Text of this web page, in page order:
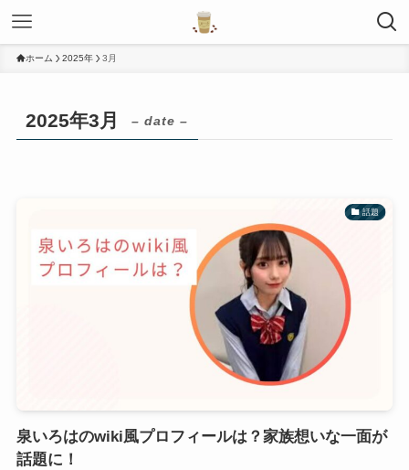
ホーム 2025年 3月
2025年3月 – date –
話題
泉いろはのwiki風プロフィールは？家族想いな一面が
話題に！